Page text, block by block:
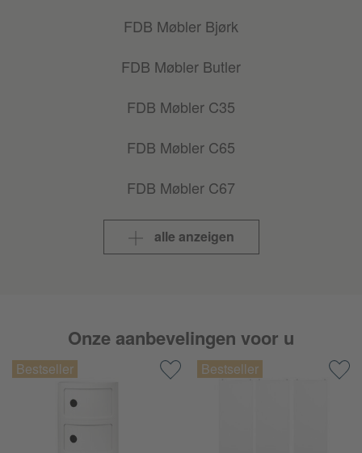
FDB Møbler Bjørk
FDB Møbler Butler
FDB Møbler C35
FDB Møbler C65
FDB Møbler C67
FDB Møbler D102
FDB Møbler Ildpot
alle anzeigen
Onze aanbevelingen voor u